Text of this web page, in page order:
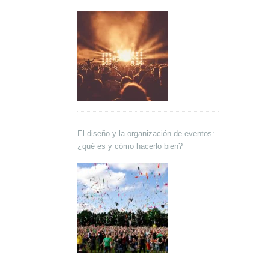
El diseño y la organización de eventos:
¿qué es y cómo hacerlo bien?